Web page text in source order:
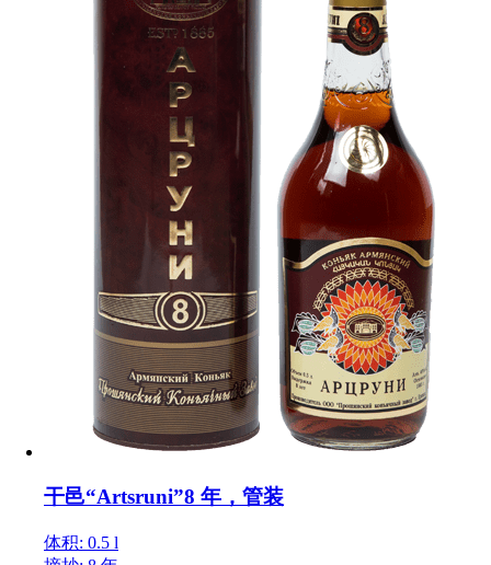
干邑“Artsruni”8 年，管装
体积: 0.5 l